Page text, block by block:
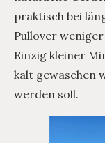
praktisch bei
Pullover
Einzig kleiner
kalt gewaschen
werden soll.